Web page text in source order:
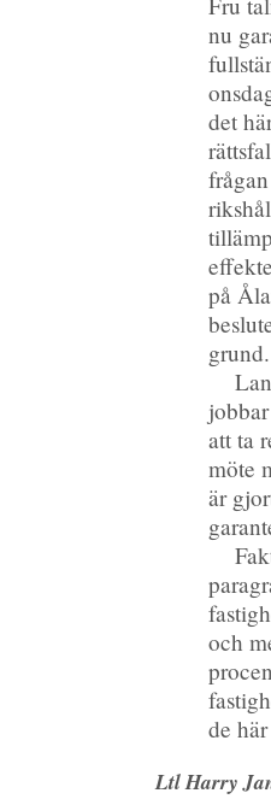
nu
det
på
grund.
att ta
möte
är
och
de
Ltl Harry